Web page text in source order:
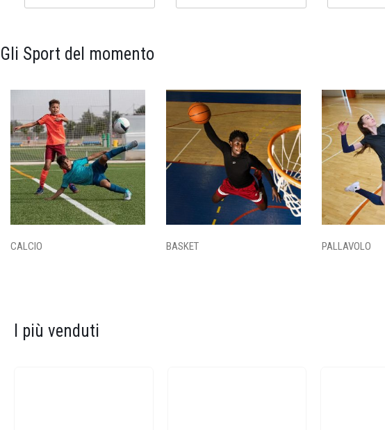
Gli Sport del momento
CALCIO BASKET PALLAVOLO
I più venduti